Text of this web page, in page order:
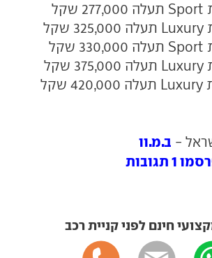
- ב.מ.וו
חינם לפני קניית רכב